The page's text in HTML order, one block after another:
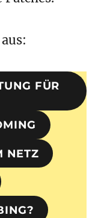
FÜR
NETZ